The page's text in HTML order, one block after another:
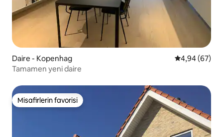
Daire - Kopenhag 5 üzerinden
4,94 (67)
Tamamen yeni daire
Misafirlerin favorisi
Misafirlerin favorisi